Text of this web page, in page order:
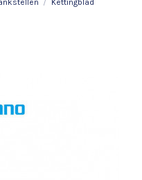
Kettingblad